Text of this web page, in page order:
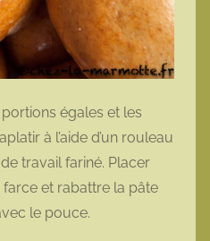
égales et les
à l’aide d’un rouleau
travail fariné. Placer
et rabattre la pâte
le pouce.